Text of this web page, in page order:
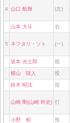
4 山口 航輝 (左)
山本 大斗 右
5 ネフタリ・ソト (一)
坂本 光士郎 投
横山 陸人 投
鈴木 昭汰 投
山崎 剛(山崎 幹史) 打
小野 郁 投